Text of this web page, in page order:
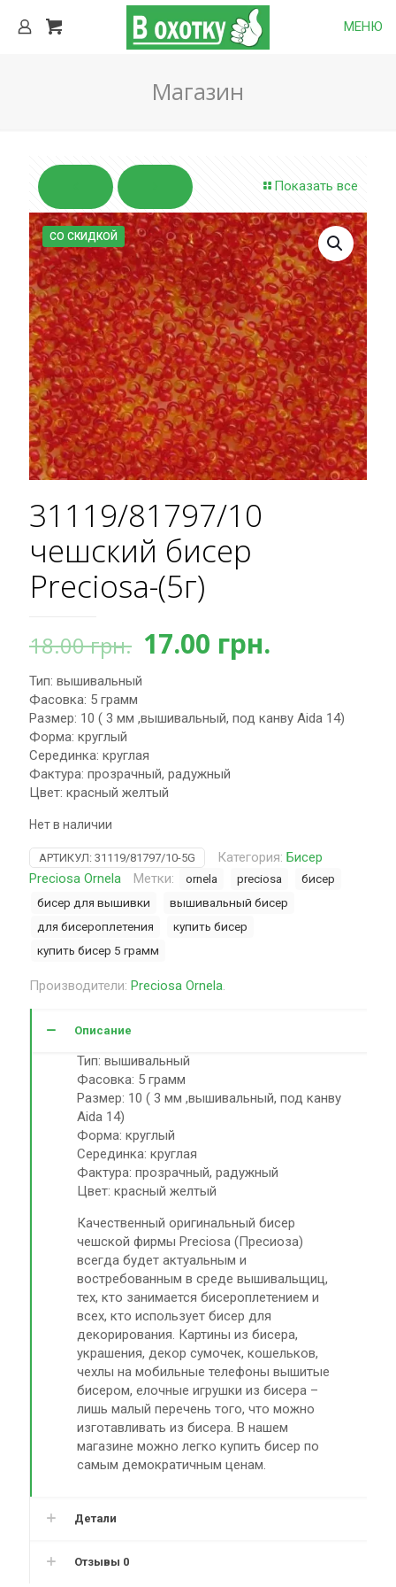
МЕНЮ
Магазин
Показать все
СО СКИДКОЙ
31119/81797/10
чешский бисер
Preciosa-(5г)
18.00грн. Первоначальная
18.00 грн..
17.00 грн.
Тип: вышивальный
Фасовка: 5 грамм
Размер: 10 ( 3 мм ,вышивальный, под канву Aida 14)
Форма: круглый
Серединка: круглая
Фактура: прозрачный, радужный
Цвет: красный желтый
Нет в наличии
АРТИКУЛ: 31119/81797/10-5G Категория: Бисер
Preciosa Ornela
Метки: ornela preciosa
бисер
бисер для вышивки
вышивальный бисер
для бисероплетения
купить бисер
купить бисер 5 грамм
Производители: Preciosa Ornela
Описание
Тип: вышивальный
Фасовка: 5 грамм
Размер: 10 ( 3 мм ,вышивальный, под канву
Aida 14)
Форма: круглый
Серединка: круглая
Фактура: прозрачный, радужный
Цвет: красный желтый
Качественный оригинальный бисер
чешской фирмы Preciosa (Пресиоза)
всегда будет актуальным и
востребованным в среде вышивальщиц,
тех, кто занимается бисероплетением и
всех, кто использует бисер для
декорирования. Картины из бисера,
украшения, декор сумочек, кошельков,
чехлы на мобильные телефоны вышитые
бисером, елочные игрушки из бисера –
лишь малый перечень того, что можно
изготавливать из бисера. В нашем
магазине можно легко купить бисер по
самым демократичным ценам.
Детали
Отзывы 0